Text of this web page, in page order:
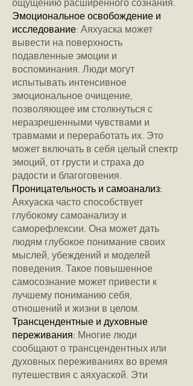
ощущению расширенного сознания.
Эмоциональное освобождение и
исследование: Аяхуаска может
вывести на поверхность
подавленные эмоции и
воспоминания. Люди могут
испытывать интенсивное
эмоциональное очищение,
позволяющее им столкнуться с
неразрешенными чувствами и
травмами и переработать их. Это
может включать в себя целый спектр
эмоций, от грусти и страха до
радости и благоговения.
Проницательность и самоанализ:
Аяхуаска часто способствует
глубокому самоанализу и
саморефлексии. Она может дать
людям глубокое понимание своих
мыслей, убеждений и моделей
поведения. Такое повышенное
самосознание может привести к
лучшему пониманию себя,
отношений и жизни в целом.
Трансцендентные и духовные
переживания: Многие люди
сообщают о трансцендентных или
духовных переживаниях во время
путешествия с аяхуаской. Эти